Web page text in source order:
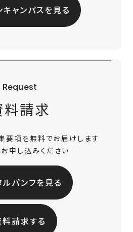
キャンパスを見る
Request
料請求
要項を無料でお届けします
申し込みください
ルパンフを見る
請求する